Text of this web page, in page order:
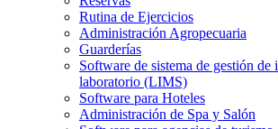
Rutina de Ejercicios
Administración Agropecuaria
Guarderías
Software de sistema de gestión de
laboratorio (LIMS)
Software para Hoteles
Administración de Spa y Salón